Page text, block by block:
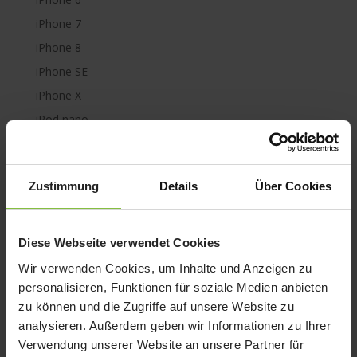
Zustimmung Details Über Cookies
Diese Webseite verwendet Cookies
Wir verwenden Cookies, um Inhalte und Anzeigen zu
personalisieren, Funktionen für soziale Medien anbieten
zu können und die Zugriffe auf unsere Website zu
analysieren. Außerdem geben wir Informationen zu Ihrer
Verwendung unserer Website an unsere Partner für
iPhone 7
iPhone 8
iPhone SE
iPhone X
iPod nano
iPod touch
Kabel & Adapter
Kopfhörer
LaCie Rugged
Lightning
Mac mini
Mac Pro
Mac Studio